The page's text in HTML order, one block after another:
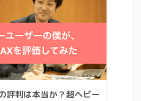
評判は本当か？超ヘビー